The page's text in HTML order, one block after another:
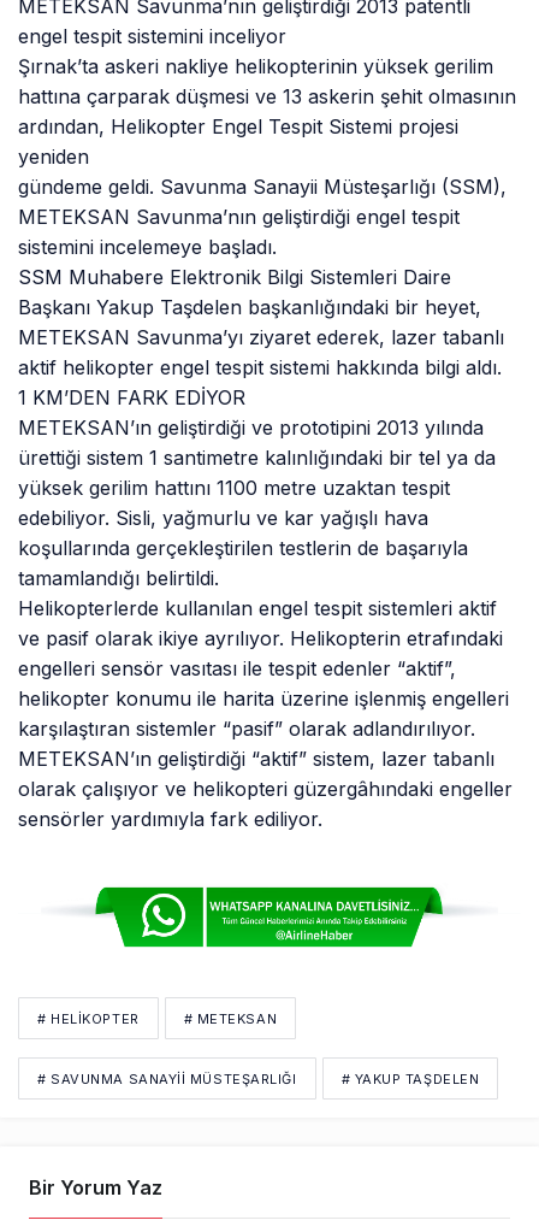
METEKSAN Savunma’nın geliştirdiği 2013 patentli
engel tespit sistemini inceliyor
Şırnak’ta askeri nakliye helikopterinin yüksek gerilim
hattına çarparak düşmesi ve 13 askerin şehit olmasının
ardından, Helikopter Engel Tespit Sistemi projesi
yeniden
gündeme geldi. Savunma Sanayii Müsteşarlığı (SSM),
METEKSAN Savunma’nın geliştirdiği engel tespit
sistemini incelemeye başladı.
SSM Muhabere Elektronik Bilgi Sistemleri Daire
Başkanı Yakup Taşdelen başkanlığındaki bir heyet,
METEKSAN Savunma’yı ziyaret ederek, lazer tabanlı
aktif helikopter engel tespit sistemi hakkında bilgi aldı.
1 KM’DEN FARK EDİYOR
METEKSAN’ın geliştirdiği ve prototipini 2013 yılında
ürettiği sistem 1 santimetre kalınlığındaki bir tel ya da
yüksek gerilim hattını 1100 metre uzaktan tespit
edebiliyor. Sisli, yağmurlu ve kar yağışlı hava
koşullarında gerçekleştirilen testlerin de başarıyla
tamamlandığı belirtildi.
Helikopterlerde kullanılan engel tespit sistemleri aktif
ve pasif olarak ikiye ayrılıyor. Helikopterin etrafındaki
engelleri sensör vasıtası ile tespit edenler “aktif”,
helikopter konumu ile harita üzerine işlenmiş engelleri
karşılaştıran sistemler “pasif” olarak adlandırılıyor.
METEKSAN’ın geliştirdiği “aktif” sistem, lazer tabanlı
olarak çalışıyor ve helikopteri güzergâhındaki engeller
sensörler yardımıyla fark ediliyor.
# HELIKOPTER # METEKSAN
# SAVUNMA SANAYII MÜSTEŞARLIĞI # YAKUP TAŞDELEN
Bir Yorum Yaz